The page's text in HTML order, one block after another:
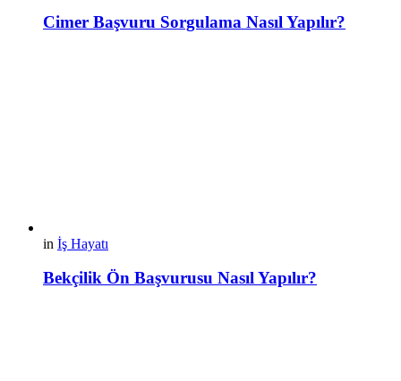
Cimer Başvuru Sorgulama Nasıl Yapılır?
in İş Hayatı
Bekçilik Ön Başvurusu Nasıl Yapılır?